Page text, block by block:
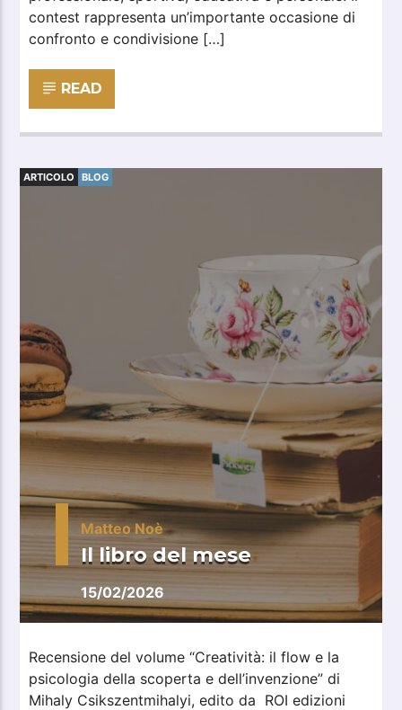
contest rappresenta un’importante occasione di
confronto e condivisione […]
READ
ARTICOLO BLOG
Matteo Noè
15/02/2026
Il libro del mese
Recensione del volume “Creatività: il flow e la
psicologia della scoperta e dell’invenzione” di
Mihaly Csikszentmihalyi, edito da ROI edizioni